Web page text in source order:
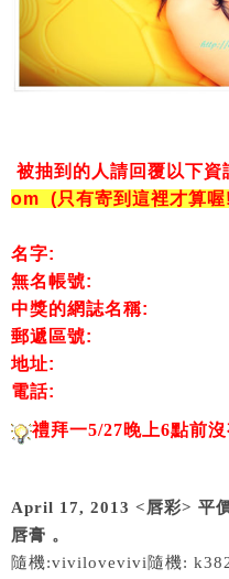
被抽到的人請回覆以下資
om (只有寄到這裡才算
名字:
無名帳號:
中獎的網誌名稱:
郵遞區號:
地址:
電話:
禮拜一5/27晚上6點前
April 17, 2013 <唇彩> 平
唇膏 。
隨機:vivilovevivi隨機: